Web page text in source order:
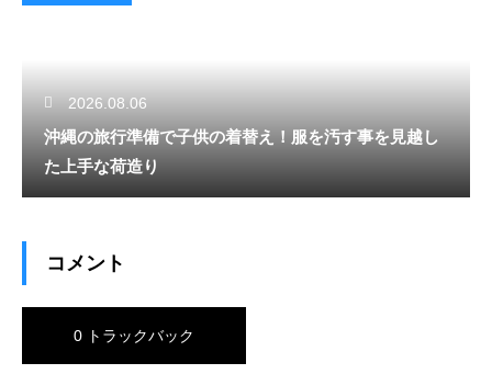
2026.08.06
沖縄の旅行準備で子供の着替え！服を汚す事を見越し
た上手な荷造り
コメント
0 トラックバック